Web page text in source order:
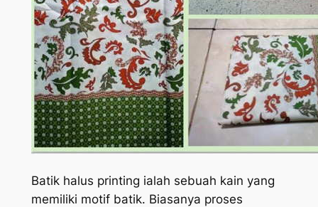
Batik halus printing ialah sebuah kain yang
memiliki motif batik. Biasanya proses